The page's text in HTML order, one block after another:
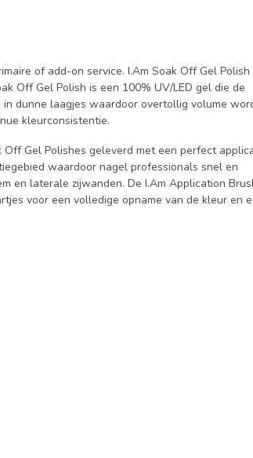
of add-on service. I.Am Soak Off Gel
Off Gel Polish is een 100% UV/LED gel die de
dunne laagjes waardoor overtollig volume
kleurconsistentie.
Gel Polishes geleverd met een perfect
waardoor nagel professionals snel en
en laterale zijwanden. De I.Am Application
voor een volledige opname van de kleur en